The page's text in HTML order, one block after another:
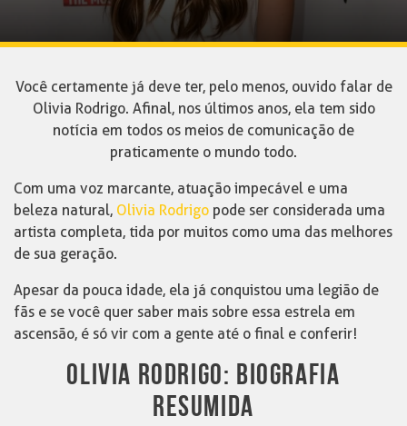
Você certamente já deve ter, pelo menos, ouvido falar de
Olivia Rodrigo. Afinal, nos últimos anos, ela tem sido
notícia em todos os meios de comunicação de
praticamente o mundo todo.
Com uma voz marcante, atuação impecável e uma
beleza natural, Olivia Rodrigo pode ser considerada uma
artista completa, tida por muitos como uma das melhores
de sua geração.
Apesar da pouca idade, ela já conquistou uma legião de
fãs e se você quer saber mais sobre essa estrela em
ascensão, é só vir com a gente até o final e conferir!
OLIVIA RODRIGO: BIOGRAFIA
RESUMIDA